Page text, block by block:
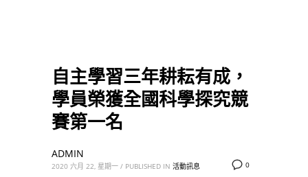
自主學習三年耕耘有成，
學員榮獲全國科學探究競
賽第一名
0
ADMIN
2020 六月 22, 星期一 / PUBLISHED IN 活動訊息